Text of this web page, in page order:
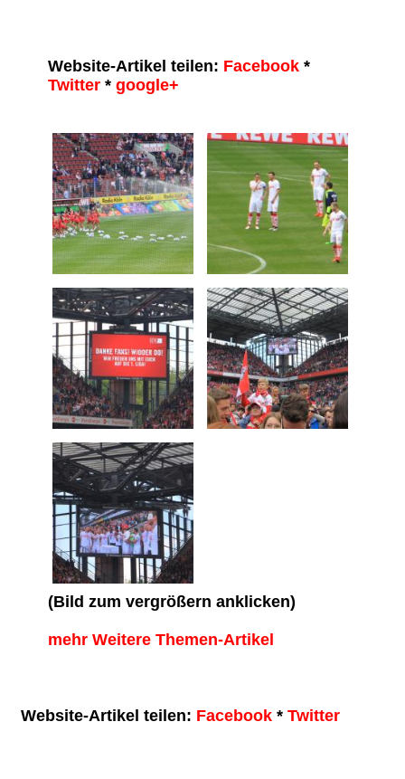
Website-Artikel teilen: Facebook*
Twitter* google+
(Bild zum vergrößern anklicken)
mehr Weitere Themen-Artikel
Website-Artikel teilen: Facebook* Twitter